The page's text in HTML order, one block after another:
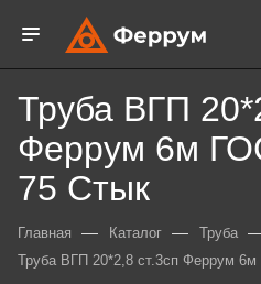
Труба ВГП
Феррум 6м
75 Стык
Главная — Каталог — Труба
Труба ВГП 20*2,8 ст.3сп Феррум